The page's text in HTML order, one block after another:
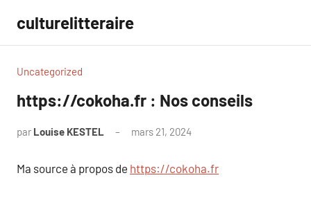
contenu
culturelitteraire
Uncategorized
https://cokoha.fr : Nos conseils
par Louise KESTEL mars 21, 2024
Ma source à propos de https://cokoha.fr